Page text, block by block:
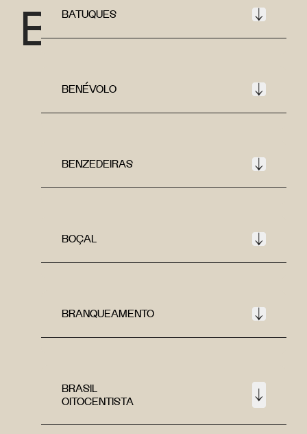
B BATUQUES
BENÉVOLO
BENZEDEIRAS
BOÇAL
BRANQUEAMENTO
BRASIL
OITOCENTISTA